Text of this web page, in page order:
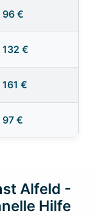
96 €
132 €
161 €
97 €
Alfeld -
Hilfe